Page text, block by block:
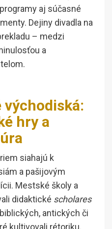
aj súčasné
Dejiny divadla na
– medzi
a
východiská:
hry a
siahajú k
a pašijovým
Mestské školy a
didaktické scholares
antických či